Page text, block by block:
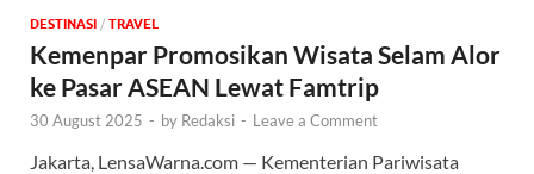
DESTINASI / ‎TRAVEL
Kemenpar Promosikan Wisata Selam Alor
ke Pasar ASEAN Lewat Famtrip
30 August 2025 - by Redaksi - Leave a Comment
Jakarta, LensaWarna.com — Kementerian Pariwisata